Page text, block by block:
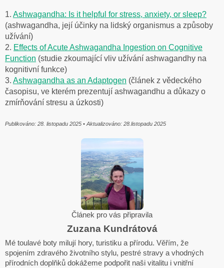
1. Ashwagandha: Is it helpful for stress, anxiety, or sleep?
(ashwagandha, její účinky na lidský organismus a způsoby
užívání)
2. Effects of Acute Ashwagandha Ingestion on Cognitive
Function (studie zkoumající vliv užívání ashwagandhy na
kognitivní funkce)
3. Ashwagandha as an Adaptogen (článek z vědeckého
časopisu, ve kterém prezentují ashwagandhu a důkazy o
zmírňování stresu a úzkosti)
Publikováno: 28. listopadu 2025 • Aktualizováno: 28.listopadu 2025
Článek pro vás připravila
Zuzana Kundrátová
Mé toulavé boty milují hory, turistiku a přírodu. Věřím, že
spojením zdravého životního stylu, pestré stravy a vhodných
přírodních doplňků dokážeme podpořit naši vitalitu i vnitřní